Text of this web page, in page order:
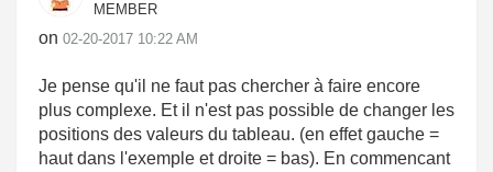
MEMBER
on ‎02-20-2017 10:22 AM
Je pense qu'il ne faut pas chercher à faire encore
plus complexe. Et il n'est pas possible de changer les
positions des valeurs du tableau. (en effet gauche =
haut dans l'exemple et droite = bas). En commencant